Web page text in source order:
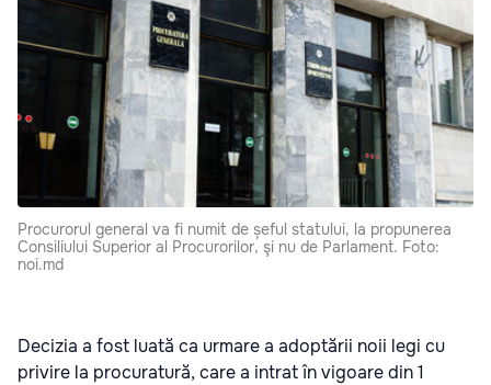
Procurorul general va fi numit de șeful statului, la propunerea
Consiliului Superior al Procurorilor, şi nu de Parlament. Foto:
noi.md
Decizia a fost luată ca urmare a adoptării noii legi cu
privire la procuratură, care a intrat în vigoare din 1